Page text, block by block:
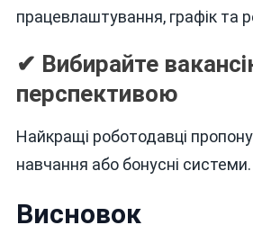
працевлаштування, графік та
✔ Вибирайте
перспективою
Найкращі роботодавці
навчання або бонусні системи.
Висновок